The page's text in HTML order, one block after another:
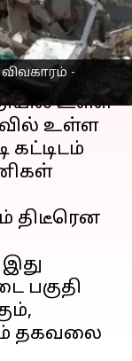
-
உள்ள
உள்ள
கட்டிடம்
திடீரென
பகுதி
தகவலை